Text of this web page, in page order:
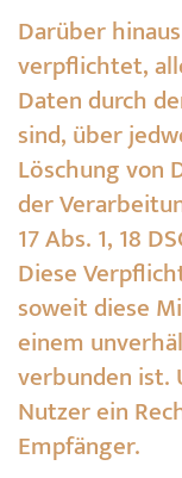
Darüber
verpflichtet,
Daten durch
sind, über
Löschung von
der
17 Abs. 1, 18
Diese
soweit diese
einem
verbunden ist.
Nutzer ein
Empfänger.